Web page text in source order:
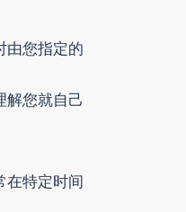
由您指定的
解您就自己
在特定时间